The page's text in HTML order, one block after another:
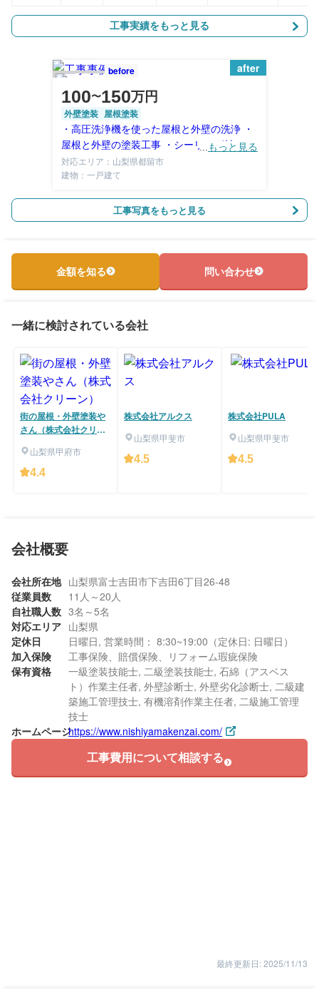
工事実績をもっと見る
after
before
100〜150万円
外壁塗装 屋根塗装
・高圧洗浄機を使った屋根と外壁の洗浄 ・
屋根と外壁の塗装工事 ・シーリング材の打
ち直し
もっと見る
対応エリア：山梨県都留市
建物：一戸建て
工事写真をもっと見る
金額を知る 問い合わせ
一緒に検討されている会社
街の屋根・外壁塗装や
さん（株式会社クリー
山梨県甲府市
4.4
株式会社アルクス
山梨県甲斐市
4.5
株式会社PULA
山梨県甲斐市
4.5
会社概要
会社所在地 山梨県富士吉田市下吉田6丁目26-48
従業員数
11人～20人
自社職人数 3名～5名
対応エリア 山梨県
定休日
日曜日, 営業時間： 8:30~19:00（定休日: 日曜日）
加入保険
工事保険、賠償保険、リフォーム瑕疵保険
保有資格
一級塗装技能士, 二級塗装技能士, 石綿（アスベス
ト）作業主任者, 外壁診断士, 外壁劣化診断士, 二級建
築施工管理技士, 有機溶剤作業主任者, 二級施工管理
技士
ホームページhttps://www.nishiyamakenzai.com/
工事費用について相談する
最終更新日: 2025/11/13